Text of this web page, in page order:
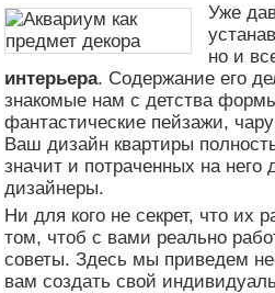
Уже
но и
интерьера. Содержание его
знакомые нам с детства
фантастические пейзажи,
Ваш дизайн квартиры
значит и потраченных на него
дизайнеры.
Ни для кого не секрет, что их
том, чтоб с вами реально
советы. Здесь мы приведем
вам создать свой